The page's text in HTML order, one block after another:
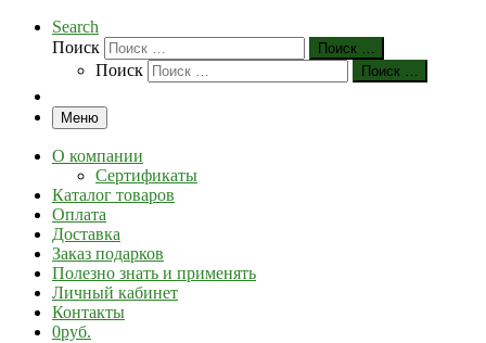
Search
Поиск
Поиск …
Поиск Поиск …
Меню
О компании
Сертификаты
Каталог товаров
Оплата
Доставка
Заказ подарков
Полезно знать и применять
Личный кабинет
Контакты
0руб.